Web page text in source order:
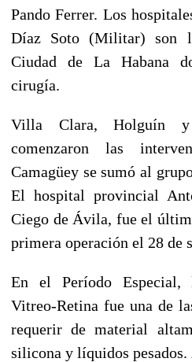
Pando Ferrer. Los
Díaz Soto (Militar) son
Ciudad de La Habana
cirugía.
Villa Clara, Holguín y
comenzaron las
Camagüey se sumó al
El hospital provincial
Ciego de Ávila, fue el
primera operación el 28 de
En el Período Especial,
Vitreo-Retina fue una de
requerir de material
silicona y líquidos